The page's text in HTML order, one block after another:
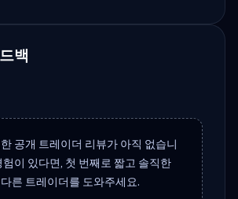
백
공개 트레이더 리뷰가 아직 없습니
험이 있다면, 첫 번째로 짧고 솔직한
른 트레이더를 도와주세요.